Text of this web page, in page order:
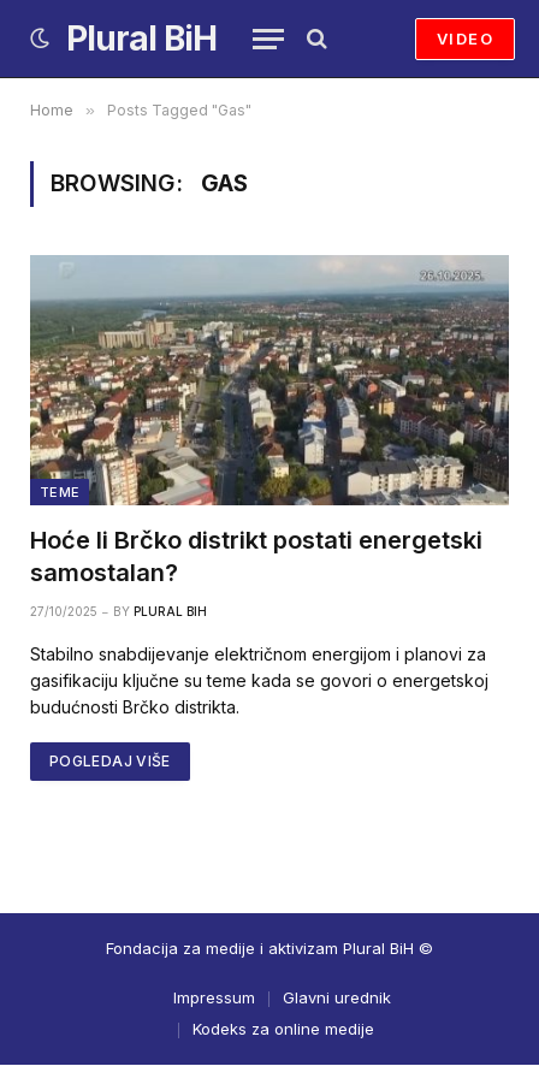
Plural BiH VIDEO
Home » Posts Tagged "Gas"
BROWSING: GAS
TEME
Hoće li Brčko distrikt postati energetski
samostalan?
27/10/2025 BY PLURAL BIH
Stabilno snabdijevanje električnom energijom i planovi za
gasifikaciju ključne su teme kada se govori o energetskoj
budućnosti Brčko distrikta.
POGLEDAJ VIŠE
Fondacija za medije i aktivizam Plural BiH ©
Impressum
Glavni urednik
Kodeks za online medije